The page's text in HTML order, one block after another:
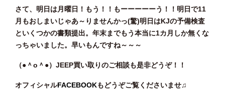
さて、明日は月曜日！もう！！もーーーーーう！！明日で11
月もおしまいじゃあ～りませんかっ(驚)明日はKJの予備検査
といくつかの書類提出。年末までもう本当に1カ月しか無く な
っちゃいました。早いもんですね～～～
（●＾o ＾●）JEEP買い取りのご相談も是非どうぞ！！
オフィシャルFACEBOOKもどうぞご覧くださいませ♫